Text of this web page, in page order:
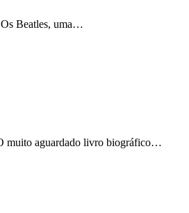
Os Beatles, uma…
muito aguardado livro biográfico…